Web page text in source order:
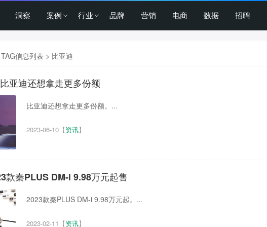
洞察 案例 行业 品牌 营销 电商 数据 招聘
信息列表 > 比亚迪
亚迪还想拿走更多份额
比亚迪还想拿走更多份额。...
2023-06-10【资讯】
款秦PLUS DM-i 9.98万元起售
2023款秦PLUS DM-i 9.98万元起。...
2023-02-11 【资讯】